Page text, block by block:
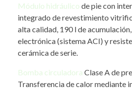
Módulo hidráulico de pie con
integrado de revestimiento
alta calidad, 190 l de
electrónica (sistema ACI) y
cerámica de serie.
Bomba circuladora Clase A de
Transferencia de calor mediante